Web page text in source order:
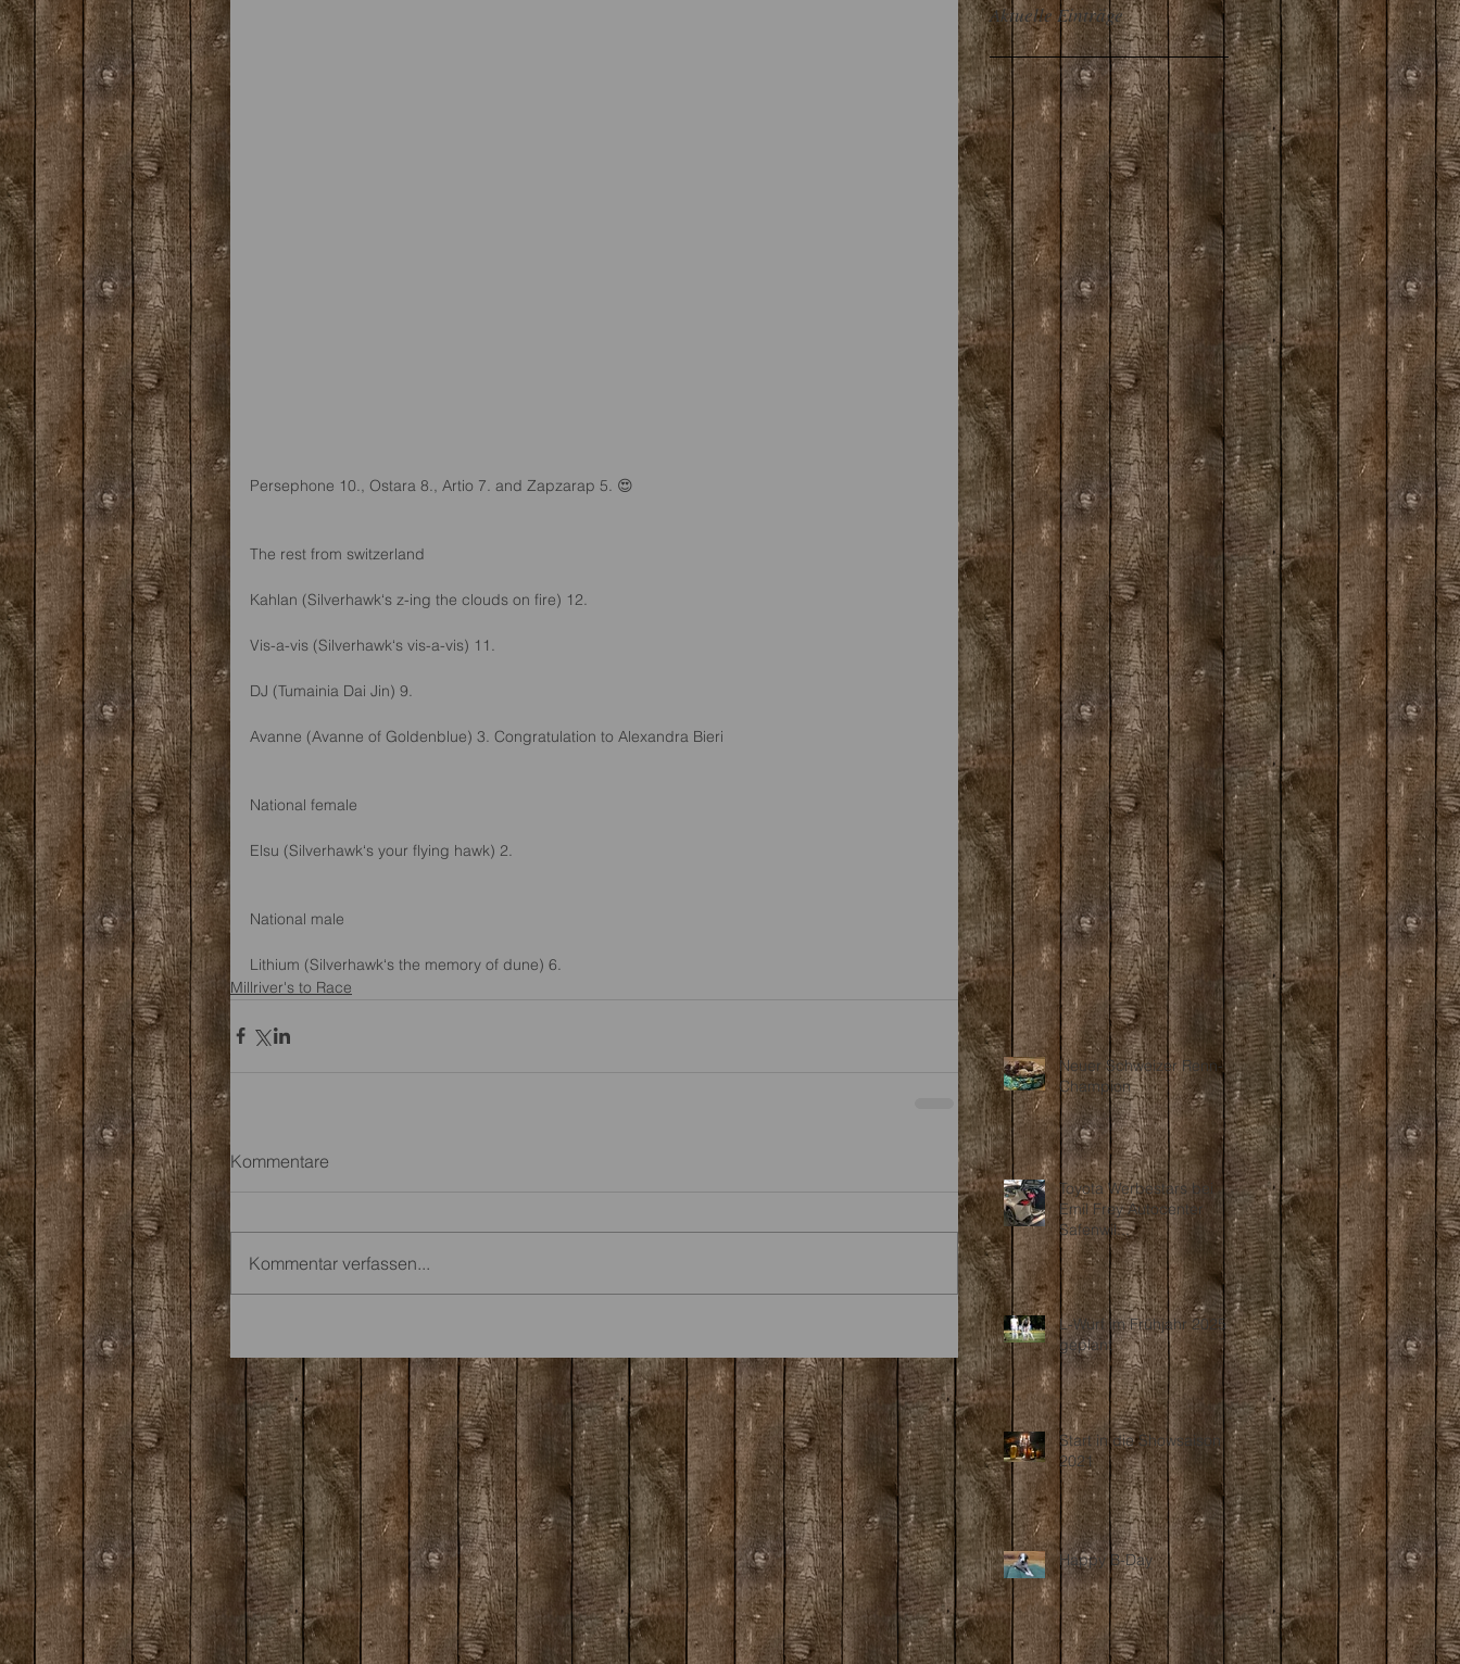
Persephone 10., Ostara 8., Artio 7. and Zapzarap 5. 😍
The rest from switzerland
Kahlan (Silverhawk‘s z-ing the clouds on fire) 12.
Vis-a-vis (Silverhawk‘s vis-a-vis) 11.
DJ (Tumainia Dai Jin) 9.
Avanne (Avanne of Goldenblue) 3. Congratulation to Alexandra Bieri
National female
Elsu (Silverhawk‘s your flying hawk) 2.
National male
Lithium (Silverhawk‘s the memory of dune) 6.
Millriver's to Race
Kommentare
Kommentar verfassen...
Aktuelle Einträge
Neuer Schweizer Renn-
Champion
Toyota Werbestars bei
Emil Frey Autocenter
Safenwil...
L-Wurf im Frühjahr 2025
geplant
Start in die Showsaison
2021
Happy B-Day